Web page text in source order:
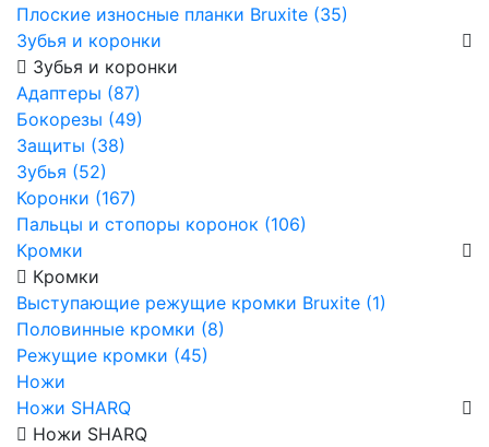
Плоские износные планки Bruxite (35)
Зубья и коронки
Зубья и коронки
Адаптеры (87)
Бокорезы (49)
Защиты (38)
Зубья (52)
Коронки (167)
Пальцы и стопоры коронок (106)
Кромки
Кромки
Выступающие режущие кромки Bruxite (1)
Половинные кромки (8)
Режущие кромки (45)
Ножи
Ножи SHARQ
Ножи SHARQ